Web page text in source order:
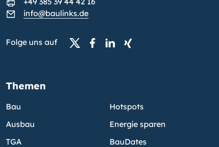
info@baulinks.de
Folge uns auf
Themen
Bau
Ausbau
TGA
Hotspots
Energie sparen
BauDates